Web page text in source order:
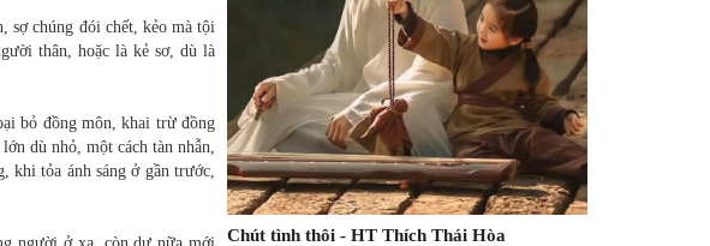
sợ chúng đói chết, kẻo mà tội
thân, hoặc là kẻ sơ, dù là
bỏ đồng môn, khai trừ đồng
dù nhỏ, một cách tàn nhẫn,
khi tỏa ánh sáng ở gần trước,
Chút tình thôi - HT Thích Thái Hòa